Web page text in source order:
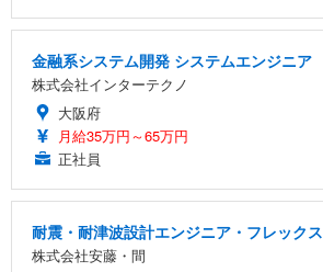
金融系システム開発 システムエンジニア
株式会社インターテクノ
大阪府
月給35万円～65万円
正社員
耐震・耐津波設計エンジニア・フレックス
株式会社安藤・間